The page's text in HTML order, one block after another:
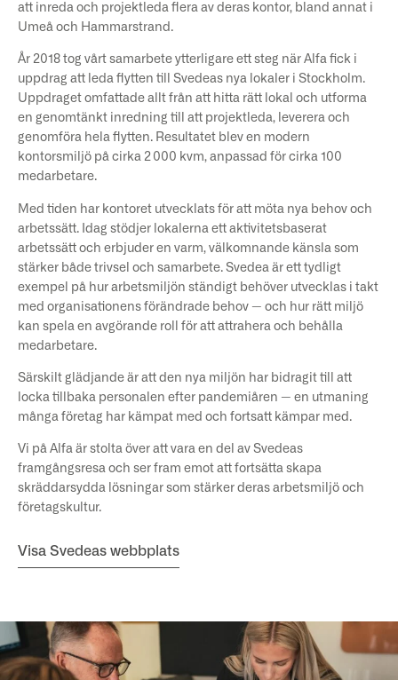
att inreda och projektleda flera av deras kontor, bland annat i
Umeå och Hammarstrand.
År 2018 tog vårt samarbete ytterligare ett steg när Alfa fick i
uppdrag att leda flytten till Svedeas nya lokaler i Stockholm.
Uppdraget omfattade allt från att hitta rätt lokal och utforma
en genomtänkt inredning till att projektleda, leverera och
genomföra hela flytten. Resultatet blev en modern
kontorsmiljö på cirka 2 000 kvm, anpassad för cirka 100
medarbetare.
Med tiden har kontoret utvecklats för att möta nya behov och
arbetssätt. Idag stödjer lokalerna ett aktivitetsbaserat
arbetssätt och erbjuder en varm, välkomnande känsla som
stärker både trivsel och samarbete. Svedea är ett tydligt
exempel på hur arbetsmiljön ständigt behöver utvecklas i takt
med organisationens förändrade behov — och hur rätt miljö
kan spela en avgörande roll för att attrahera och behålla
medarbetare.
Särskilt glädjande är att den nya miljön har bidragit till att
locka tillbaka personalen efter pandemiåren — en utmaning
många företag har kämpat med och fortsatt kämpar med.
Vi på Alfa är stolta över att vara en del av Svedeas
framgångsresa och ser fram emot att fortsätta skapa
skräddarsydda lösningar som stärker deras arbetsmiljö och
företagskultur.
Visa Svedeas webbplats